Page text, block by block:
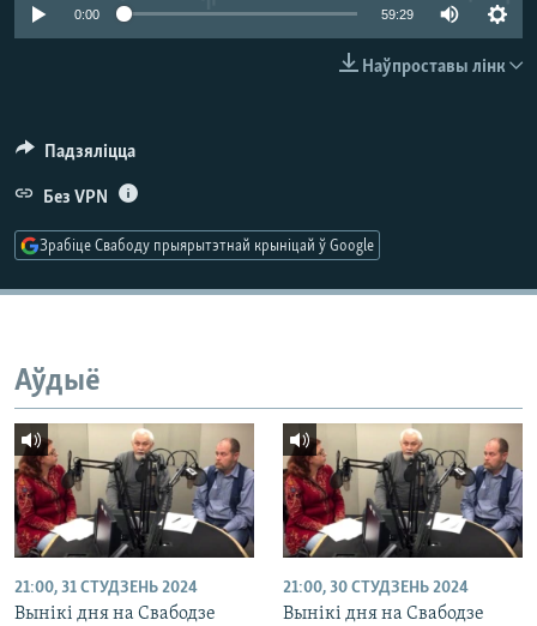
КУЛЬТУРА
МОВА0:00 59:29
Наўпроставы лінк
Падзяліцца
Без VPN
Зрабіце Свабоду прыярытэтнай крыніцай ў Google
Аўдыё
21:00, 31 СТУДЗЕНЬ 2024
Вынікі дня на Свабодзе
21:00, 30 СТУДЗЕНЬ 2024
Вынікі дня на Свабодзе